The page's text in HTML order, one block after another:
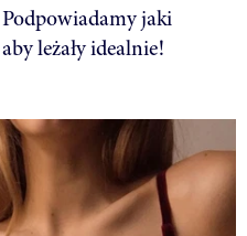
jaki
leżały idealnie!